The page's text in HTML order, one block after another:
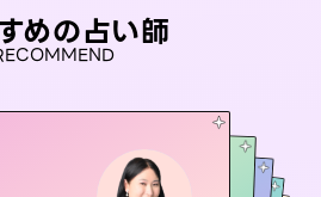
めの占い師